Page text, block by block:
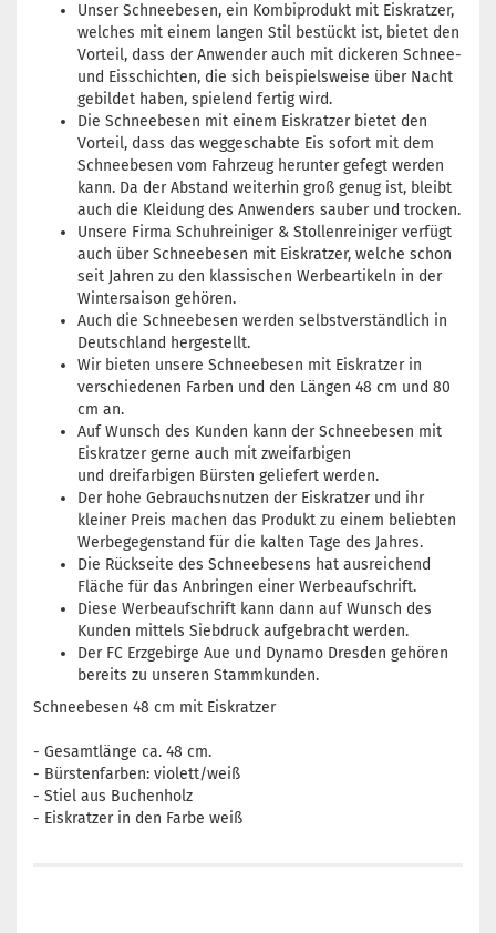
Unser Schneebesen, ein Kombiprodukt mit Eiskratzer,
welches mit einem langen Stil bestückt ist, bietet den
Vorteil, dass der Anwender auch mit dickeren Schnee-
und Eisschichten, die sich beispielsweise über Nacht
gebildet haben, spielend fertig wird.
Die Schneebesen mit einem Eiskratzer bietet den
Vorteil, dass das weggeschabte Eis sofort mit dem
Schneebesen vom Fahrzeug herunter gefegt werden
kann. Da der Abstand weiterhin groß genug ist, bleibt
auch die Kleidung des Anwenders sauber und trocken.
Unsere Firma Schuhreiniger & Stollenreiniger verfügt
auch über Schneebesen mit Eiskratzer, welche schon
seit Jahren zu den klassischen Werbeartikeln in der
Wintersaison gehören.
Auch die Schneebesen werden selbstverständlich in
Deutschland hergestellt.
Wir bieten unsere Schneebesen mit Eiskratzer in
verschiedenen Farben und den Längen 48 cm und 80
cm an.
Auf Wunsch des Kunden kann der Schneebesen mit
Eiskratzer gerne auch mit zweifarbigen
und dreifarbigen Bürsten geliefert werden.
Der hohe Gebrauchsnutzen der Eiskratzer und ihr
kleiner Preis machen das Produkt zu einem beliebten
Werbegegenstand für die kalten Tage des Jahres.
Die Rückseite des Schneebesens hat ausreichend
Fläche für das Anbringen einer Werbeaufschrift.
Diese Werbeaufschrift kann dann auf Wunsch des
Kunden mittels Siebdruck aufgebracht werden.
Der FC Erzgebirge Aue und Dynamo Dresden gehören
bereits zu unseren Stammkunden.
Schneebesen 48 cm mit Eiskratzer
- Gesamtlänge ca. 48 cm.
- Bürstenfarben: violett/weiß
- Stiel aus Buchenholz
- Eiskratzer in den Farbe weiß